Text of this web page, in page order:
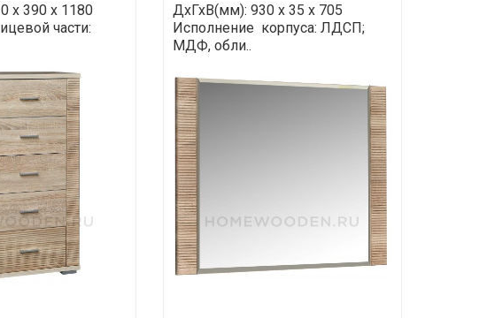
х 390 х 1180
части:
ДхГхВ(мм): 930 х 35 х 705
Исполнение корпуса: ЛДСП;
МДФ, обли..